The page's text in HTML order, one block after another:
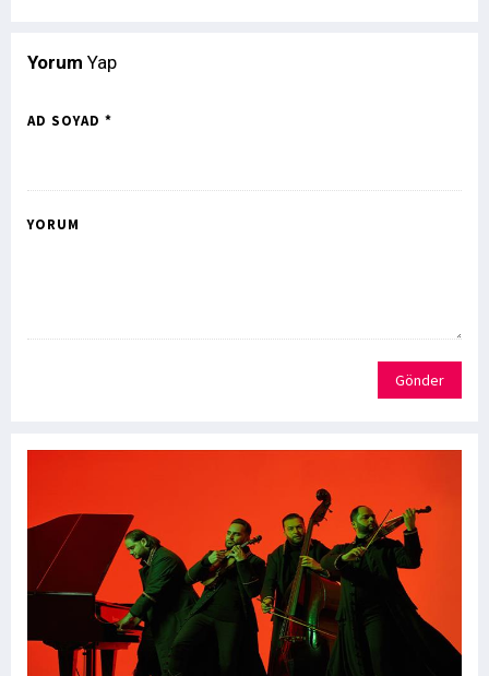
Yorum Yap
AD SOYAD *
YORUM
Gönder